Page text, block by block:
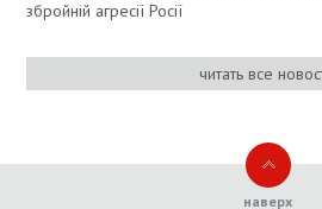
збройній агресії Росії
читать все
наверх